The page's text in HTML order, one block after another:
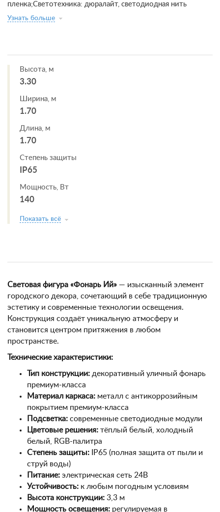
пленка;Светотехника: дюралайт, светодиодная нить
Узнать больше
Высота, м
3.30
Ширина, м
1.70
Длина, м
1.70
Степень защиты
IP65
Мощность, Вт
140
Показать всё
Световая фигура «Фонарь Ий» — изысканный элемент
городского декора, сочетающий в себе традиционную
эстетику и современные технологии освещения.
Конструкция создаёт уникальную атмосферу и
становится центром притяжения в любом
пространстве.
Технические характеристики:
Тип конструкции: декоративный уличный фонарь
премиум-класса
Материал каркаса: металл с антикоррозийным
покрытием премиум-класса
Подсветка: современные светодиодные модули
Цветовые решения: тёплый белый, холодный
белый, RGB-палитра
Степень защиты: IP65 (полная защита от пыли и
струй воды)
Питание: электрическая сеть 24В
Устойчивость: к любым погодным условиям
Высота конструкции: 3,3 м
Мощность освещения: регулируемая в